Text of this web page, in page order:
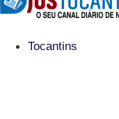
Tocantins